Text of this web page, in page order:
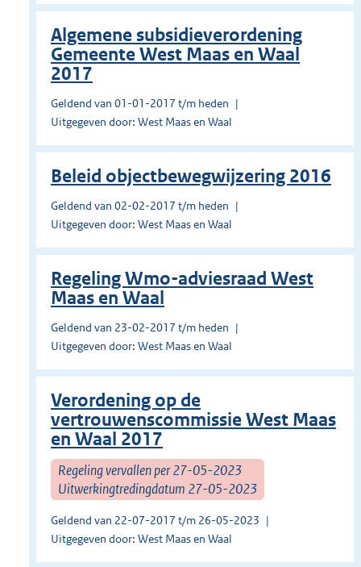
Algemene subsidieverordening
Gemeente West Maas en Waal
2017
Geldend van 01-01-2017 t/m heden
Uitgegeven door: West Maas en Waal
Beleid objectbewegwijzering 2016
Geldend van 02-02-2017 t/m heden
Uitgegeven door: West Maas en Waal
Regeling Wmo-adviesraad West
Maas en Waal
Geldend van 23-02-2017 t/m heden
Uitgegeven door: West Maas en Waal
Verordening op de
vertrouwenscommissie West Maas
en Waal 2017
Regeling vervallen per 27-05-2023
Uitwerkingtredingdatum 27-05-2023
Geldend van 22-07-2017 t/m 26-05-2023
Uitgegeven door: West Maas en Waal